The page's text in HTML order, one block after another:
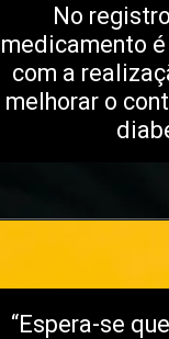
No
medicamento
com a
melhorar o
“Espera-se